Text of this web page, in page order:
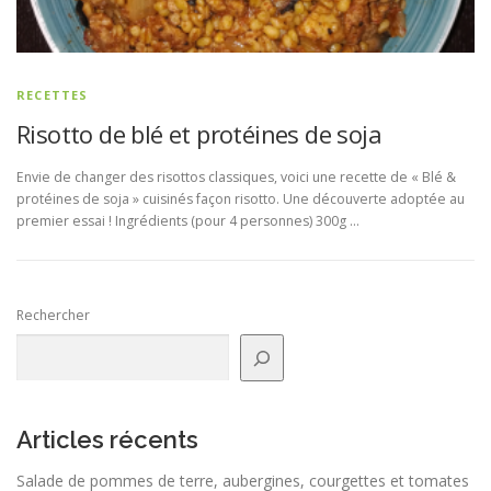
RECETTES
Risotto de blé et protéines de soja
Envie de changer des risottos classiques, voici une recette de « Blé &
protéines de soja » cuisinés façon risotto. Une découverte adoptée au
premier essai ! Ingrédients (pour 4 personnes) 300g …
Rechercher
Articles récents
Salade de pommes de terre, aubergines, courgettes et tomates